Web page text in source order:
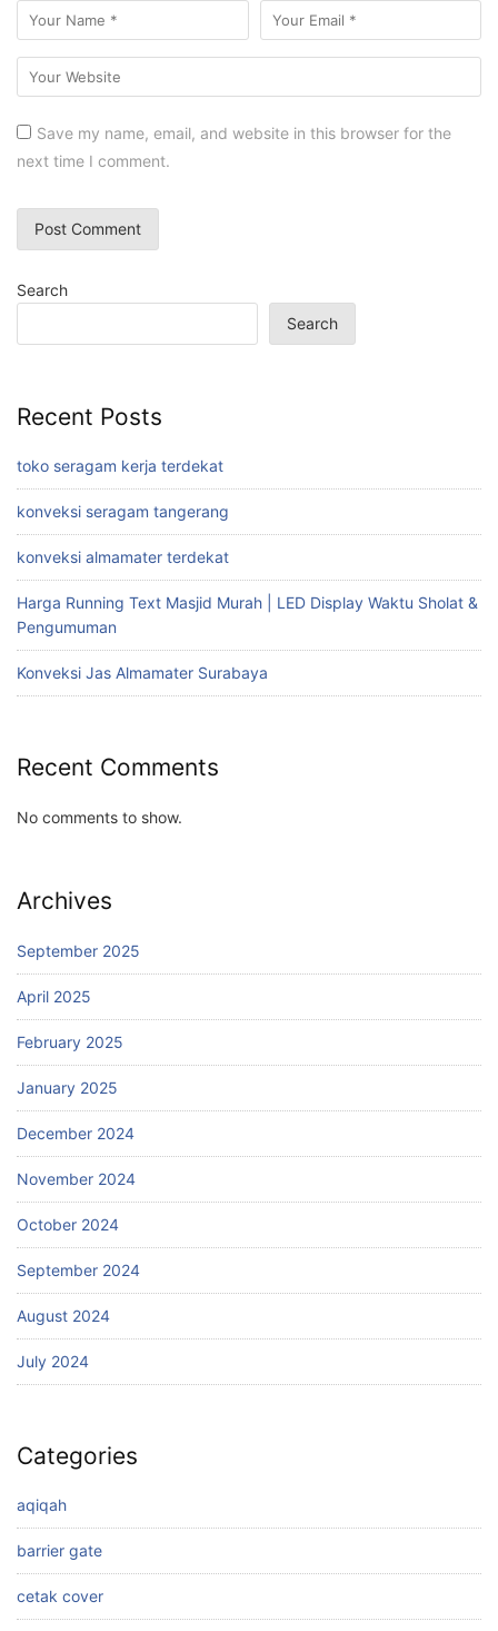
Save my name, email, and website in this browser for the
next time I comment.
Search
Search
Recent Posts
toko seragam kerja terdekat
konveksi seragam tangerang
konveksi almamater terdekat
Harga Running Text Masjid Murah | LED Display Waktu Sholat &
Pengumuman
Konveksi Jas Almamater Surabaya
Recent Comments
No comments to show.
Archives
September 2025
April 2025
February 2025
January 2025
December 2024
November 2024
October 2024
September 2024
August 2024
July 2024
Categories
aqiqah
barrier gate
cetak cover